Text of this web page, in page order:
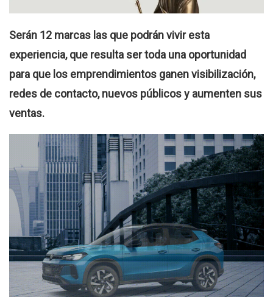
Serán 12 marcas las que podrán vivir esta
experiencia, que resulta ser toda una oportunidad
para que los emprendimientos ganen visibilización,
redes de contacto, nuevos públicos y aumenten sus
ventas.